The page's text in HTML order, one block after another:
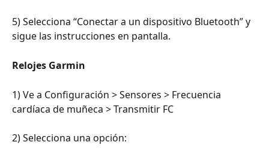
5) Selecciona “Conectar a un dispositivo Bluetooth” y
sigue las instrucciones en pantalla.
Relojes Garmin
1) Ve a Configuración > Sensores > Frecuencia
cardíaca de muñeca > Transmitir FC
2) Selecciona una opción: